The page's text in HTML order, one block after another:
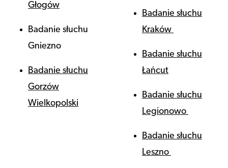
Głogów
Badanie słuchu
Gniezno
Badanie słuchu
Gorzów
Wielkopolski
Badanie słuchu
Kraków
Badanie słuchu
Łańcut
Badanie słuchu
Legionowo
Badanie słuchu
Leszno